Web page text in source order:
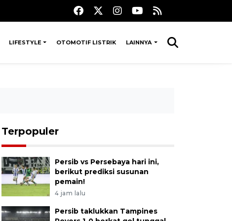
LIFESTYLE OTOMOTIF LISTRIK LAINNYA
Terpopuler
Persib vs Persebaya hari ini,
berikut prediksi susunan
pemain!
4 jam lalu
Persib taklukkan Tampines